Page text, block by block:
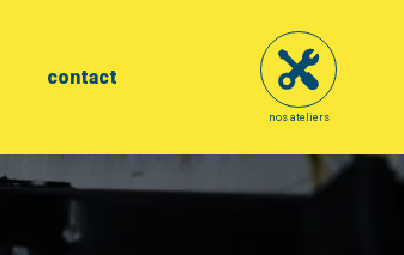
contact
nos ateliers